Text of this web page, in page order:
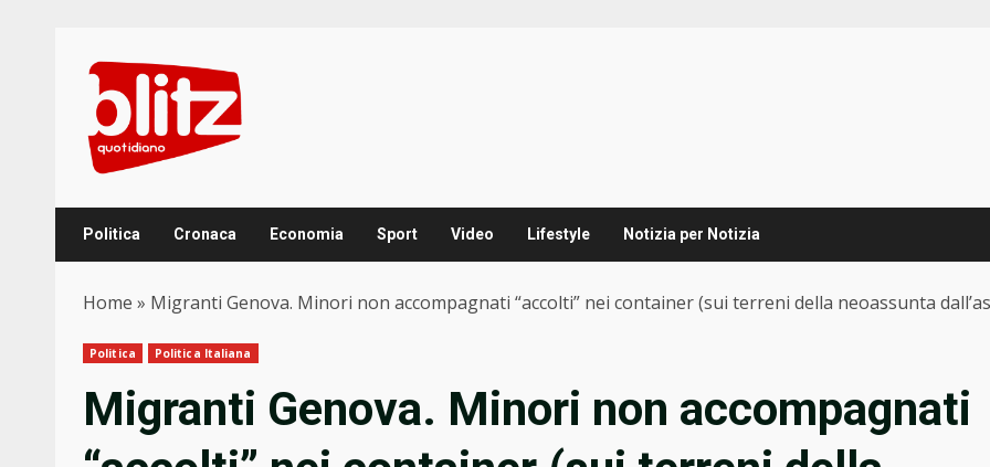
content
Politica Cronaca Economia Sport Video Lifestyle Notizia per Notizia
Home » Migranti Genova. Minori non accompagnati “accolti” nei container (sui terreni della neoassunta
Politica Politica Italiana
Migranti Genova. Minori non accompagnati